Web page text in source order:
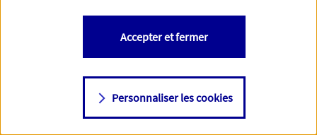
Vous êtes libre de les accepter, de les refuser comme de
changer d'avis à tout moment en allant sur
Consulter notre politique decookies
Personnaliser les cookies
Accepter et fermer